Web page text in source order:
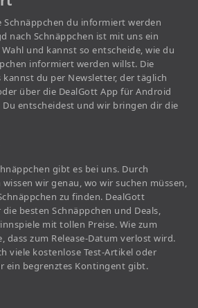
Schnäppchen du informiert werden
nach Schnäppchen ist mit uns ein
und kannst so entscheide, wie du
informiert werden willst. Die
kannst du per Newsletter, der täglich
über die DealGott App für Android
Du entscheidest und wir bringen dir die
gibt es bei uns. Durch
wir genau, wo wir suchen müssen,
zu finden. DealGott
besten Schnäppchen und Deals,
mit tollen Preise. Wie zum
dass zum Release-Datum verlost wird.
viele kostenlose Test-Artikel oder
ein begrenztes Kontingent gibt.